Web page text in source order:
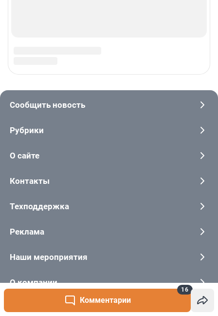
Комментарии
16